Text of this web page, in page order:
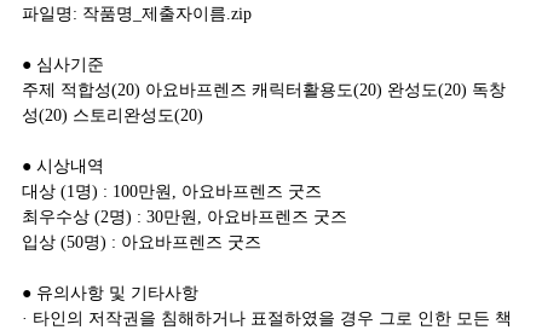
파일명: 작품명_제출자이름.zip
● 심사기준
주제 적합성(20) 아요바프렌즈 캐릭터활용도(20) 완성도(20) 독창
성(20) 스토리완성도(20)
● 시상내역
대상 (1명) : 100만원, 아요바프렌즈 굿즈
최우수상 (2명) : 30만원, 아요바프렌즈 굿즈
입상 (50명) : 아요바프렌즈 굿즈
● 유의사항 및 기타사항
· 타인의 저작권을 침해하거나 표절하였을 경우 그로 인한 모든 책